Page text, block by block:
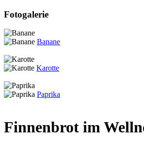
Fotogalerie
Banane
Karotte
Paprika
Finnenbrot im